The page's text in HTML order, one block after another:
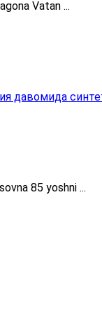
Vatan ...
давомида
85 yoshni ...